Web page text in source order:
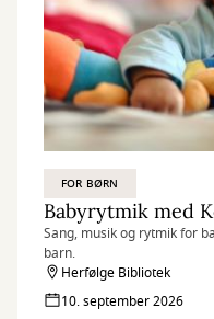
FOR BØRN
Babyrytmik med
Sang, musik og rytmik for
barn.
Herfølge Bibliotek
10. september 2026